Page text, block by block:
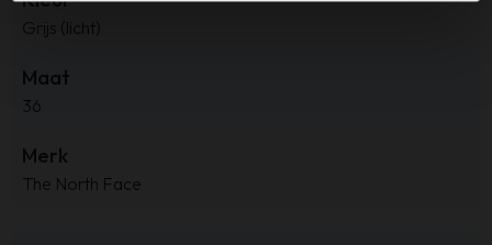
Grijs (licht)
Maat
36
Merk
The North Face